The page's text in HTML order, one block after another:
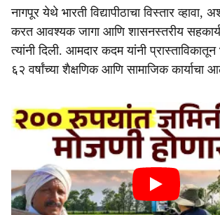
नागपूर येथे भारती विद्यापीठाचा विस्तार व्हावा,
करत आवश्यक जागा आणि शासनस्तरीय सहकार्य
त्यांनी दिली. आमदार कदम यांनी प्रास्ताविकातून
६२ वर्षांच्या शैक्षणिक आणि सामाजिक कार्याचा